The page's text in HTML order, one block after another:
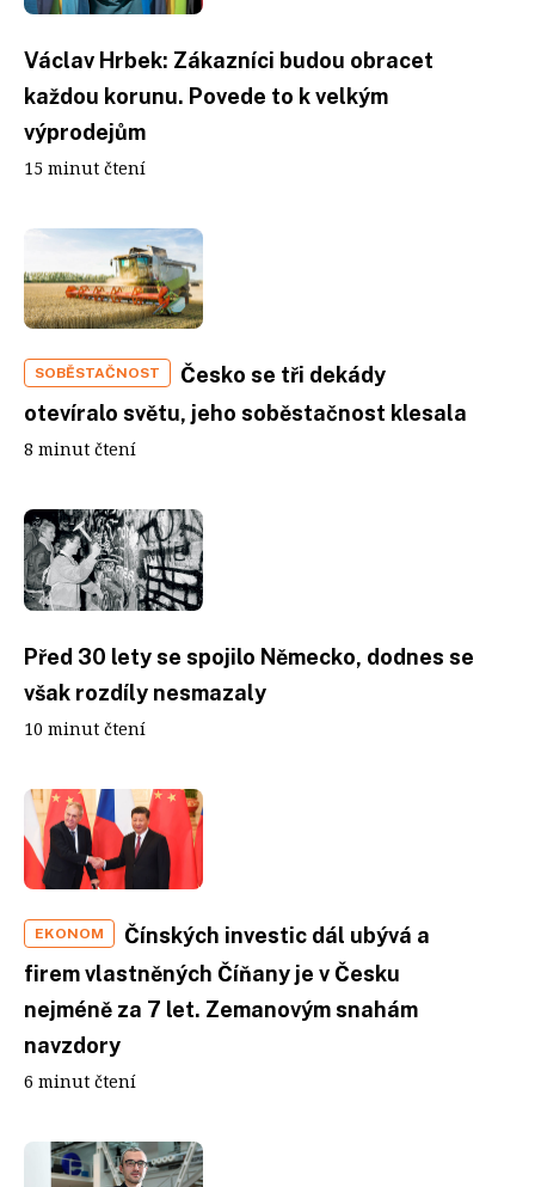
Václav Hrbek: Zákazníci budou obracet
každou korunu. Povede to k velkým
výprodejům
15 minut čtení
SOBĚSTAČNOST
Česko se tři dekády
otevíralo světu, jeho soběstačnost klesala
8 minut čtení
Před 30 lety se spojilo Německo, dodnes se
však rozdíly nesmazaly
10 minut čtení
EKONOM
Čínských investic dál ubývá a
firem vlastněných Číňany je v Česku
nejméně za 7 let. Zemanovým snahám
navzdory
6 minut čtení